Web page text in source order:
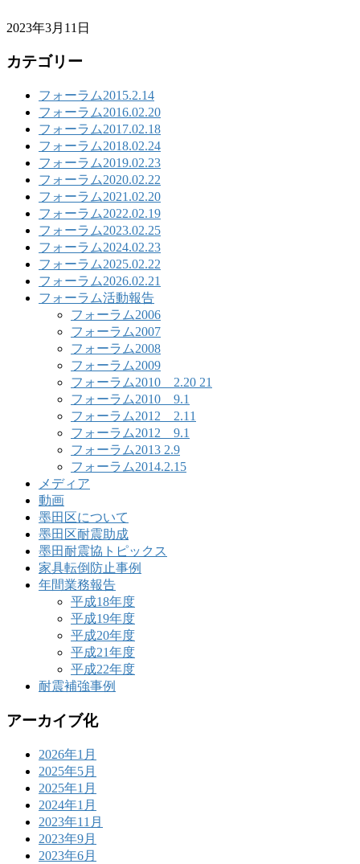
2023年3月11日
カテゴリー
フォーラム2015.2.14
フォーラム2016.02.20
フォーラム2017.02.18
フォーラム2018.02.24
フォーラム2019.02.23
フォーラム2020.02.22
フォーラム2021.02.20
フォーラム2022.02.19
フォーラム2023.02.25
フォーラム2024.02.23
フォーラム2025.02.22
フォーラム2026.02.21
フォーラム活動報告
フォーラム2006
フォーラム2007
フォーラム2008
フォーラム2009
フォーラム2010 2.20 21
フォーラム2010 9.1
フォーラム2012 2.11
フォーラム2012 9.1
フォーラム2013 2.9
フォーラム2014.2.15
メディア
動画
墨田区について
墨田区耐震助成
墨田耐震協トピックス
家具転倒防止事例
年間業務報告
平成18年度
平成19年度
平成20年度
平成21年度
平成22年度
耐震補強事例
アーカイブ化
2026年1月
2025年5月
2025年1月
2024年1月
2023年11月
2023年9月
2023年6月